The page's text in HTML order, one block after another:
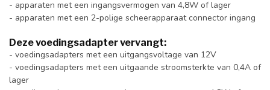
- apparaten met een ingangsvermogen van 4,8W of lager
- apparaten met een 2-polige scheerapparaat connector ingang
Deze voedingsadapter vervangt:
- voedingsadapters met een uitgangsvoltage van 12V
- voedingsadapters met een uitgaande stroomsterkte van 0,4A of
lager